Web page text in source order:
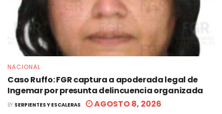
NACIONAL
Caso Ruffo: FGR captura a apoderada legal de
Ingemar por presunta delincuencia organizada
BY SERPIENTES Y ESCALERAS AGOSTO 8, 2026